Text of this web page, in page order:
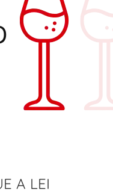
A LEI